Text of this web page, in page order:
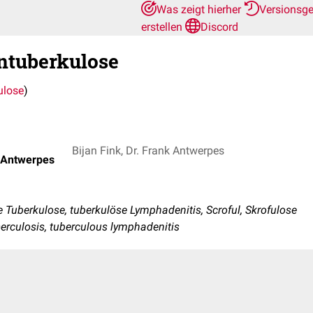
Was zeigt hierher
erstellen
Discord
)
Bijan Fink, Dr. Frank Antwerpes
tuberkulöse Lymphadenitis, Scroful, Skrofulose
tuberculous lymphadenitis